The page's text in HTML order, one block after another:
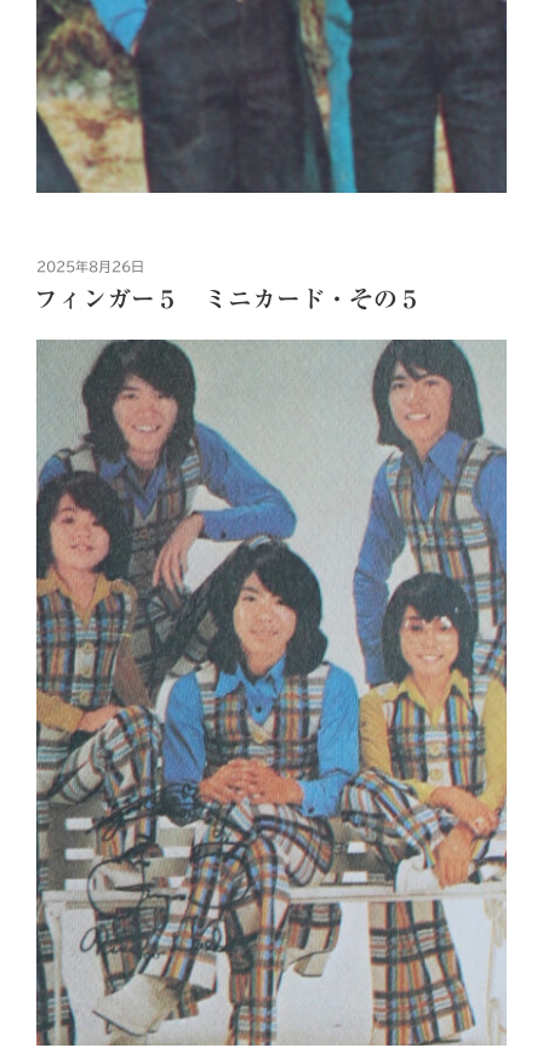
投
稿
日:
2025年8月26日
フィンガー５ ミニカード・その５